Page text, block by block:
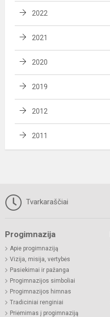
2022
2021
2020
2019
2012
2011
Tvarkaraščiai
Progimnazija
Apie progimnaziją
Vizija, misija, vertybės
Pasiekimai ir pažanga
Progimnazijos simboliai
Progimnazijos himnas
Tradiciniai renginiai
Priėmimas į progimnaziją